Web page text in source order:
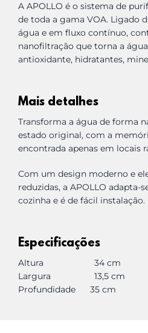
LOGIN
Carrinho
A APOLLO é o sistema de
de toda a gama VOA. Ligado
água e em fluxo contínuo,
nanofiltração que torna a
antioxidante, hidratantes,
Mais detalhes
Transforma a água de forma
estado original, com a
encontrada apenas em locais
Com um design moderno e
reduzidas, a APOLLO adapta-
cozinha e é de fácil instalação.
Especificações
Altura 34 cm
Largura 13,5 cm
Profundidade 35 cm